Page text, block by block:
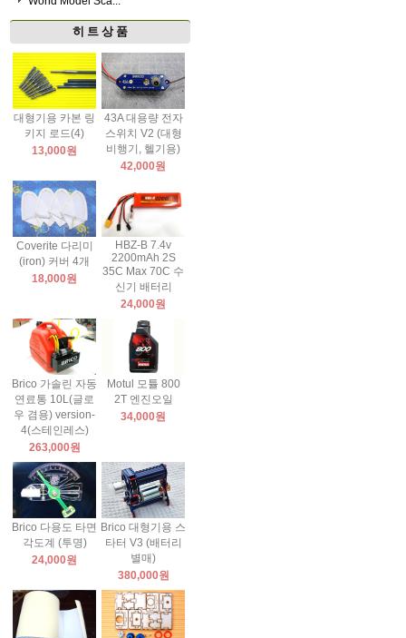
히 트 상 품
대형기용 카본 링
키지 로드(4)
13,000원
43A 대용량 전자
스위치 V2 (대형
비행기, 헬기용)
42,000원
Coverite 다리미
(iron) 커버 4개
18,000원
HBZ-B 7.4v
2200mAh 2S
35C Max 70C 수
신기 배터리
24,000원
Brico 가솔린 자동
연료통 10L(글로
우 겸용) version-
4(스테인레스)
263,000원
Motul 모튤 800
2T 엔진오일
34,000원
Brico 다용도 타면
각도계 (투명)
24,000원
Brico 대형기용 스
타터 V3 (배터리
별매)
380,000원